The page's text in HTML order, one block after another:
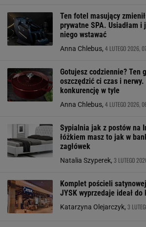
Ten fotel masujący
prywatne SPA. Usiadłam i
niego wstawać
Anna Chlebus, 4 LUTEGO 2026,
Gotujesz codziennie? Ten
oszczędzić ci czas i nerwy.
konkurencję w tyle
Anna Chlebus, 4 LUTEGO 2026,
Sypialnia jak z postów na
łóżkiem masz to jak w
zagłówek
Natalia Szyperek, 3 LUTEGO
Komplet pościeli
JYSK wyprzedaje ideał
Katarzyna Olejarczyk, 3